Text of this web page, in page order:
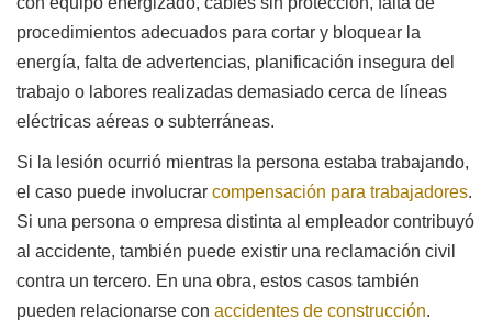
procedimientos adecuados para cortar y bloquear la
energía, falta de advertencias, planificación insegura del
trabajo o labores realizadas demasiado cerca de líneas
eléctricas aéreas o subterráneas.
Si la lesión ocurrió mientras la persona estaba trabajando,
el caso puede involucrar compensación para trabajadores.
Si una persona o empresa distinta al empleador contribuyó
al accidente, también puede existir una reclamación civil
contra un tercero. En una obra, estos casos también
pueden relacionarse con accidentes de construcción.